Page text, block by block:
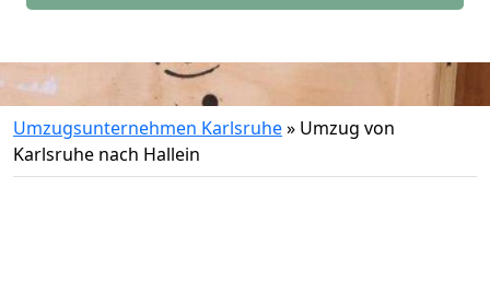
Umzugsunternehmen Karlsruhe» Umzug von
Karlsruhe nach Hallein